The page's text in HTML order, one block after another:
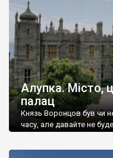
Алупка. Місто,
палац
Князь Воронцов був чи
часу, але давайте не